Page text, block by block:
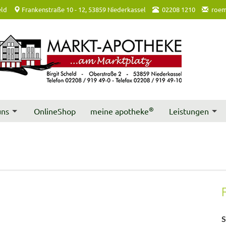
Frankenstraße 10 - 12, 53859 Niederkassel 02208 1210
OnlineShop meine apotheke® Leistungen